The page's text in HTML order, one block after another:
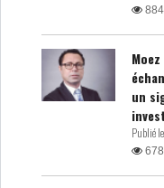
884
un
Publié
678